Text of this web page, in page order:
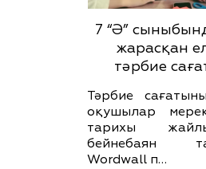
7 “Ә”
жарасқан
тәрбие
Тәрбие
оқушылар
тарихы
бейнебаян
Wordwall п…